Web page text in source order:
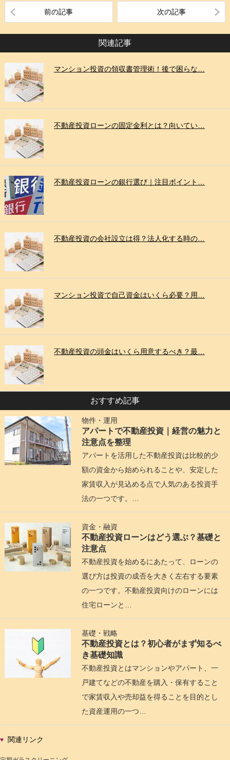
前の記事 次の記事
関連記事
マンション投資の領収書管理術！後で困らな…
不動産投資ローンの固定金利とは？向いてい…
不動産投資ローンの銀行選び｜注目ポイント…
不動産投資の会社設立は得？法人化する時の…
マンション投資で自己資金はいくら必要？用…
不動産投資の頭金はいくら用意するべき？最…
おすすめ記事
物件・運用
アパートで不動産投資｜経営の魅力と
注意点を整理
アパートを活用した不動産投資は比較的少
額の資金から始められることや、安定した
家賃収入が見込める点で人気のある投資手
法の一つです。…
資金・融資
不動産投資ローンはどう選ぶ？基礎と
注意点
不動産投資を始めるにあたって、ローンの
選び方は投資の成否を大きく左右する要素
の一つです。不動産投資向けのローンには
住宅ローンと…
基礎・戦略
不動産投資とは？初心者がまず知るべ
き基礎知識
不動産投資とはマンションやアパート、一
戸建てなどの不動産を購入・保有すること
で家賃収入や売却益を得ることを目的とし
た資産運用の一つ…
関連リンク